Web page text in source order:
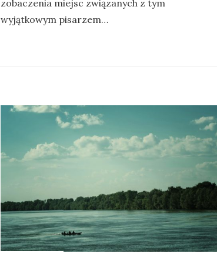
zobaczenia miejsc związanych z tym
wyjątkowym pisarzem…